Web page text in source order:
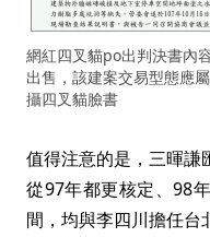
網紅四叉貓po出判決書內
出售，該建案交易型態應
攝四叉貓臉書
值得注意的是，三暉謙
從97年都更核定、98
間，均與李四川擔任台